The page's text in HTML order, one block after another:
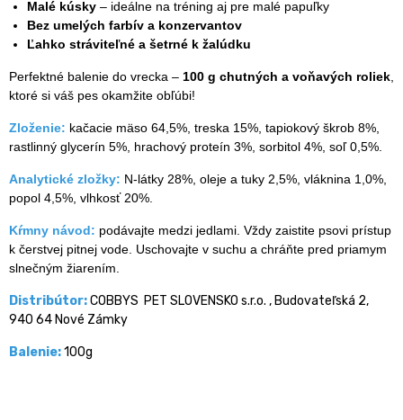
Malé kúsky – ideálne na tréning aj pre malé papuľky
Bez umelých farbív a konzervantov
Ľahko stráviteľné a šetrné k žalúdku
Perfektné balenie do vrecka – 100 g chutných a voňavých roliek
ktoré si váš pes okamžite obľúbi!
Zloženie: kačacie mäso 64,5%, treska 15%, tapiokový škrob 8%,
rastlinný glycerín 5%, hrachový proteín 3%, sorbitol 4%, soľ 0,5%.
Analytické zložky: N-látky 28%, oleje a tuky 2,5%, vláknina 1,0%,
popol 4,5%, vlhkosť 20%.
Kŕmny návod: podávajte medzi jedlami. Vždy zaistite psovi prístup
k čerstvej pitnej vode. Uschovajte v suchu a chráňte pred priamym
slnečným žiarením.
Distribútor:COBBYS PET SLOVENSKO s.r.o. , Budovateľská 2,
940 64 Nové Zámky
Balenie:100g